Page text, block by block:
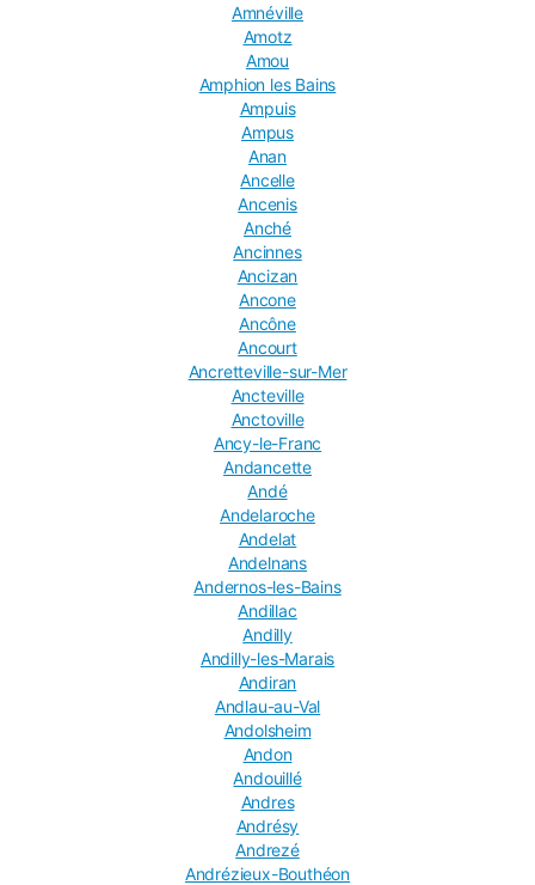
Amnéville
Amotz
Amou
Amphion les Bains
Ampuis
Ampus
Anan
Ancelle
Ancenis
Anché
Ancinnes
Ancizan
Ancone
Ancône
Ancourt
Ancretteville-sur-Mer
Ancteville
Anctoville
Ancy-le-Franc
Andancette
Andé
Andelaroche
Andelat
Andelnans
Andernos-les-Bains
Andillac
Andilly
Andilly-les-Marais
Andiran
Andlau-au-Val
Andolsheim
Andon
Andouillé
Andres
Andrésy
Andrezé
Andrézieux-Bouthéon